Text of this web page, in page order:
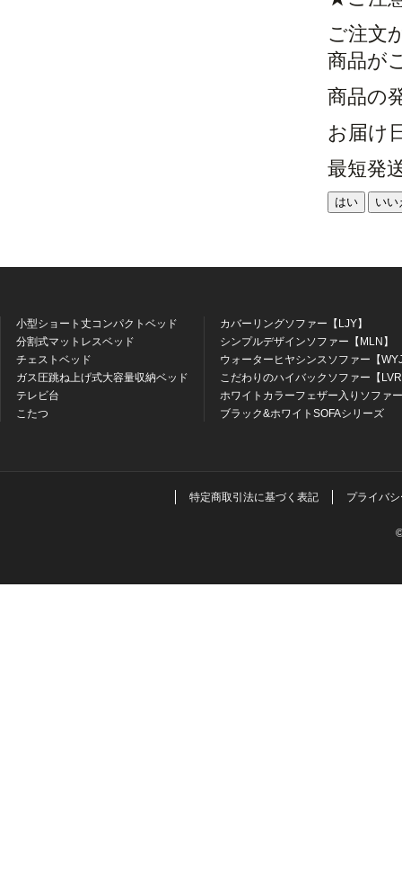
ご注文
商品が
商品の
お届け
最短発
はい いい
小型ショート丈コンパクトベッド
分割式マットレスベッド
チェストベッド
ガス圧跳ね上げ式大容量収納ベッド
テレビ台
こたつ
カバーリングソファー【LJY】
シンプルデザインソファー【MLN】
ウォーターヒヤシンスソファー【
こだわりのハイバックソファー【
ホワイトカラーフェザー入りソファ
ブラック&ホワイトSOFAシリーズ
特定商取引法に基づく表記 プライバ